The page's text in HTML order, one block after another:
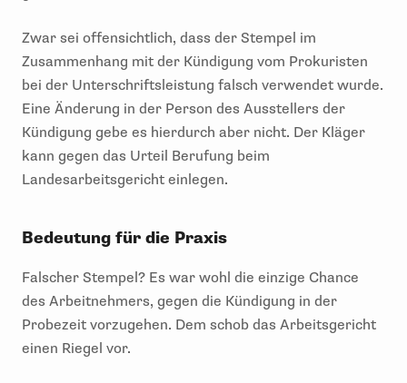
Zwar sei offensichtlich, dass der Stempel im
Zusammenhang mit der Kündigung vom Prokuristen
bei der Unterschriftsleistung falsch verwendet wurde.
Eine Änderung in der Person des Ausstellers der
Kündigung gebe es hierdurch aber nicht. Der Kläger
kann gegen das Urteil Berufung beim
Landesarbeitsgericht einlegen.
Bedeutung für die Praxis
Falscher Stempel? Es war wohl die einzige Chance
des Arbeitnehmers, gegen die Kündigung in der
Probezeit vorzugehen. Dem schob das Arbeitsgericht
einen Riegel vor.